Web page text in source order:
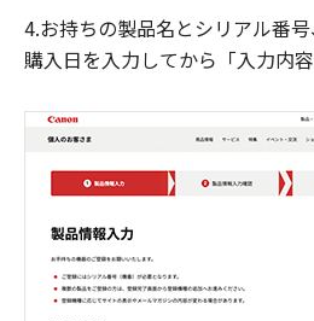
4.お持ちの製品名とシリアル番号
購入日を入力してから「入力内